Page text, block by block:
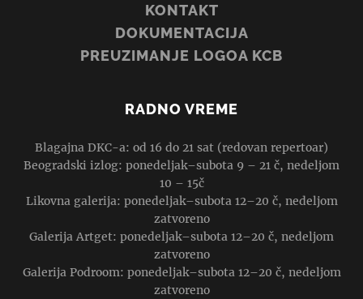
KONTAKT
DOKUMENTACIJA
PREUZIMANJE LOGOA KCB
RADNO VREME
Blagajna DKC-a: od 16 do 21 sat (redovan repertoar)
Beogradski izlog: ponedeljak–subota 9 – 21 č, nedeljom
10 – 15č
Likovna galerija: ponedeljak–subota 12–20 č, nedeljom
zatvoreno
Galerija Artget: ponedeljak–subota 12–20 č, nedeljom
zatvoreno
Galerija Podroom: ponedeljak–subota 12–20 č, nedeljom
zatvoreno